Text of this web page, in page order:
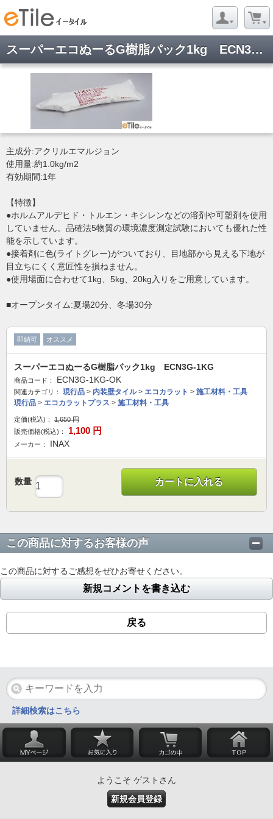
スーパーエコぬーるG樹脂パック1kg ECN3G-1KG
主成分:アクリルエマルジョン
使用量:約1.0kg/m2
有効期間:1年
【特徴】
●ホルムアルデヒド・トルエン・キシレンなどの溶剤や可塑剤を使用
していません。品確法5物質の環境濃度測定試験においても優れた性
能を示しています。
●接着剤に色(ライトグレー)がついており、目地部から見える下地が
目立ちにくく意匠性を損ねません。
●使用場面に合わせて1kg、5kg、20kg入りをご用意しています。
■オープンタイム:夏場20分、冬場30分
即納可 オススメ
スーパーエコぬーるG樹脂パック1kg ECN3G-1KG
商品コード： ECN3G-1KG-OK
関連カテゴリ： 現行品 > 内装壁タイル> エコカラット > 施工材料・工具
現行品 > エコカラットプラス > 施工材料・工具
定価(税込)： 1,650円
販売価格(税込)：
1,100 円
メーカー： INAX
数量 カートに入れる
この商品に対するお客様の声
この商品に対するご感想をぜひお寄せください。
新規コメントを書き込む
戻る
詳細検索はこちら
ようこそ ゲストさん
新規会員登録